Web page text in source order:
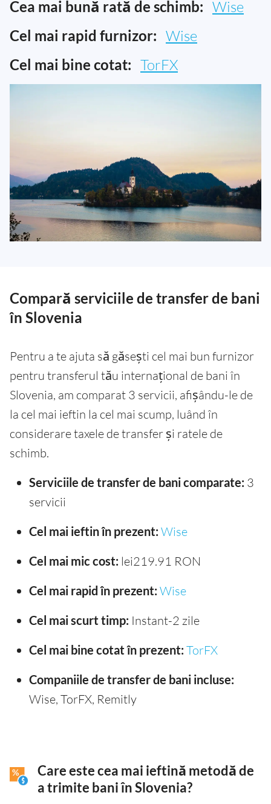
Cea mai bună rată de schimb: Wise
Cel mai rapid furnizor: Wise
Cel mai bine cotat: TorFX
Compară serviciile de transfer de bani
în Slovenia
Pentru a te ajuta să găsești cel mai bun furnizor
pentru transferul tău internațional de bani în
Slovenia, am comparat 3 servicii, afișându-le de
la cel mai ieftin la cel mai scump, luând în
considerare taxele de transfer și ratele de
schimb.
Serviciile de transfer de bani comparate: 3
servicii
Cel mai ieftin în prezent: Wise
Cel mai mic cost: lei219.91 RON
Cel mai rapid în prezent: Wise
Cel mai scurt timp: Instant-2 zile
Cel mai bine cotat în prezent: TorFX
Companiile de transfer de bani incluse:
Wise, TorFX, Remitly
Care este cea mai ieftină metodă de
a trimite bani în Slovenia?